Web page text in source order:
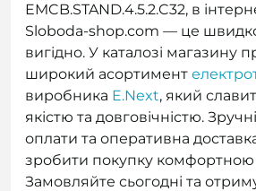
EMCB.STAND.4.5.2.C32, в
Sloboda-shop.com — це
вигідно. У каталозі магазину
широкий асортимент
виробника E.Next, який
якістю та довговічністю.
оплати та оперативна
зробити покупку комфортною
Замовляйте сьогодні та